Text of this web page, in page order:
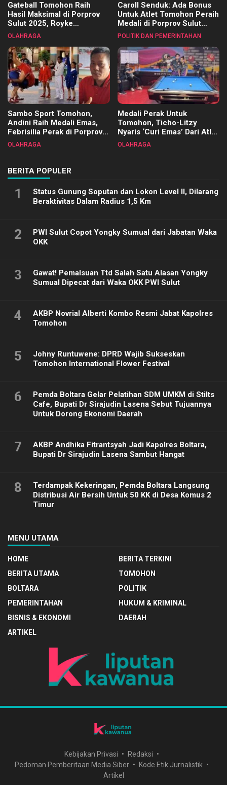
Gateball Tomohon Raih
Hasil Maksimal di Porprov
Sulut 2025, Royke
Tangkawarouw Ucapkan
OLAHRAGA
Caroll Senduk: Ada Bonus
Untuk Atlet Tomohon Peraih
Medali di Porprov Sulut
2025
POLITIK DAN PEMERINTAHAN
Sambo Sport Tomohon,
Andini Raih Medali Emas,
Febrisilia Perak di Porprov
Sulut 2025
OLAHRAGA
Medali Perak Untuk
Tomohon, Ticho-Litzy
Nyaris ‘Curi Emas’ Dari Atlet
Biliar PON di Porprov Sulut
OLAHRAGA
BERITA POPULER
1
Status Gunung Soputan dan Lokon Level II, Dilarang
Beraktivitas Dalam Radius 1,5 Km
2
PWI Sulut Copot Yongky Sumual dari Jabatan Waka
OKK
3
Gawat! Pemalsuan Ttd Salah Satu Alasan Yongky
Sumual Dipecat dari Waka OKK PWI Sulut
4
AKBP Novrial Alberti Kombo Resmi Jabat Kapolres
Tomohon
5
Johny Runtuwene: DPRD Wajib Sukseskan
Tomohon International Flower Festival
6
Pemda Boltara Gelar Pelatihan SDM UMKM di Stilts
Cafe, Bupati Dr Sirajudin Lasena Sebut Tujuannya
Untuk Dorong Ekonomi Daerah
7
AKBP Andhika Fitrantsyah Jadi Kapolres Boltara,
Bupati Dr Sirajudin Lasena Sambut Hangat
8
Terdampak Kekeringan, Pemda Boltara Langsung
Distribusi Air Bersih Untuk 50 KK di Desa Komus 2
Timur
MENU UTAMA
HOME
BERITA TERKINI
BERITA UTAMA
TOMOHON
BOLTARA
POLITIK
PEMERINTAHAN
HUKUM & KRIMINAL
BISNIS & EKONOMI
DAERAH
ARTIKEL
Kebijakan Privasi
Redaksi
Pedoman Pemberitaan Media Siber
Kode Etik Jurnalistik
Artikel